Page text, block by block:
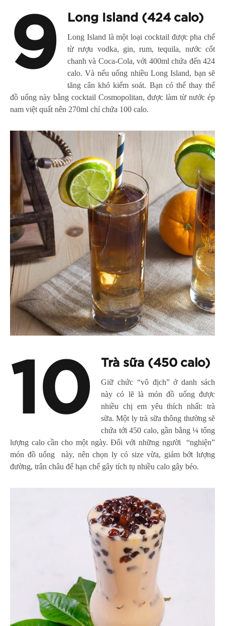
9 Long Island (424 calo)
Long Island là một loại cocktail được pha chế
từ rượu vodka, gin, rum, tequila, nước cốt
chanh và Coca-Cola, với 400ml chứa đến 424
calo. Và nếu uống nhiều Long Island, bạn sẽ
tăng cân khó kiểm soát. Bạn có thể thay thế
đồ uống này bằng cocktail Cosmopolitan, được làm từ nước ép
nam việt quất nên 270ml chỉ chứa 100 calo.
10 Trà sữa (450 calo)
Giữ chức “vô địch” ở danh sách
này có lẽ là món đồ uống được
nhiều chị em yêu thích nhất: trà
sữa. Một ly trà sữa thông thường sẽ
chứa tới 450 calo, gần bằng ¼ tổng
lượng calo cần cho một ngày. Đối với những người “nghiện”
món đồ uống này, nên chọn ly có size vừa, giảm bớt lượng
đường, trân châu để hạn chế gây tích tụ nhiều calo gây béo.